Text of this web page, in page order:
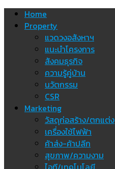
Skip Home
Property
แวดวงอสังหาฯ
แนะนำโครงการ
สังคมธุรกิจ
ความรู้คู่บ้าน
นวัตกรรม
CSR
Marketing
วัสดุก่อสร้าง/ตกแต่ง
เครื่องใช้ไฟฟ้า
ค้าส่ง-ค้าปลีก
สุขภาพ/ความงาม